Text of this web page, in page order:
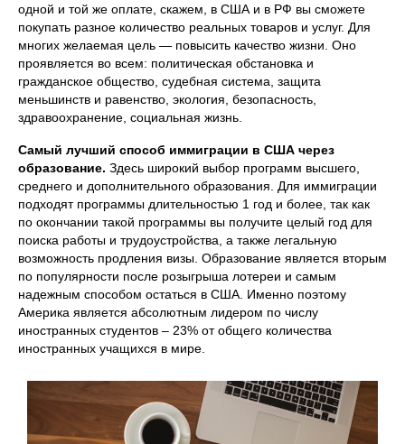
одной и той же оплате, скажем, в США и в РФ вы сможете
покупать разное количество реальных товаров и услуг. Для
многих желаемая цель — повысить качество жизни. Оно
проявляется во всем: политическая обстановка и
гражданское общество, судебная система, защита
меньшинств и равенство, экология, безопасность,
здравоохранение, социальная жизнь.
Самый лучший способ иммиграции в США через
образование. Здесь широкий выбор программ высшего,
среднего и дополнительного образования. Для иммиграции
подходят программы длительностью 1 год и более, так как
по окончании такой программы вы получите целый год для
поиска работы и трудоустройства, а также легальную
возможность продления визы. Образование является вторым
по популярности после розыгрыша лотереи и самым
надежным способом остаться в США. Именно поэтому
Америка является абсолютным лидером по числу
иностранных студентов – 23% от общего количества
иностранных учащихся в мире.